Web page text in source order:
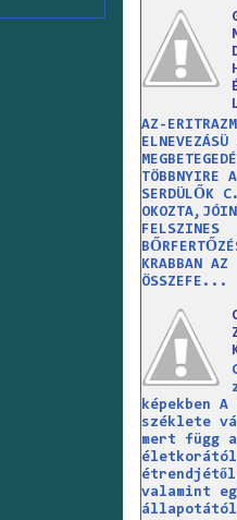
AZ-
ELNEVEZÁSÜ
TÖBBNYIRE A
SERDÜLŐK
FELSZINES
KRABBAN AZ
ÖSSZEFE...
képekben A
széklete
mert függ a
valamint